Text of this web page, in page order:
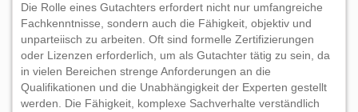
Die Rolle eines Gutachters erfordert nicht nur umfangreiche
Fachkenntnisse, sondern auch die Fähigkeit, objektiv und
unparteiisch zu arbeiten. Oft sind formelle Zertifizierungen
oder Lizenzen erforderlich, um als Gutachter tätig zu sein, da
in vielen Bereichen strenge Anforderungen an die
Qualifikationen und die Unabhängigkeit der Experten gestellt
werden. Die Fähigkeit, komplexe Sachverhalte verständlich